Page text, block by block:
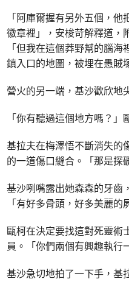
「阿庫爾握有另外五個，
徽章裡」，安梭苛解釋道，
「但我在這個莽野幫的腦
鎮入口的地圖，被埋在愚賊
營火的另一端，基沙歡欣地
「你有聽過這個地方嗎？」
基拉夫在梅澤悟不斷消失的
的一道傷口縫合。「那是探
基沙咧嘴露出她森森的牙齒
「有好多骨頭，好多美麗的
甌柯在決定要找這對死靈術
員。「你們兩個有興趣執行
基沙急切地拍了一下手，基